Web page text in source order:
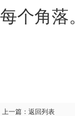
每个角落
上一篇： 返回列表